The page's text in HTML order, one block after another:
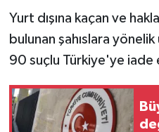
Yurt dışına kaçan ve
bulunan şahıslara
90 suçlu Türkiye'ye iade